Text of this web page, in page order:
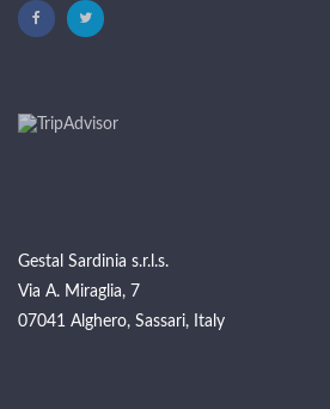
Gestal Sardinia s.r.l.s.
Via A. Miraglia, 7
07041 Alghero, Sassari, Italy